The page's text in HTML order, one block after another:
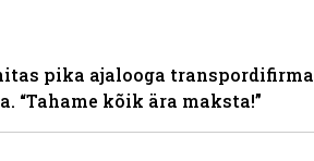
pika ajalooga transpordifirma
“Tahame kõik ära maksta!”